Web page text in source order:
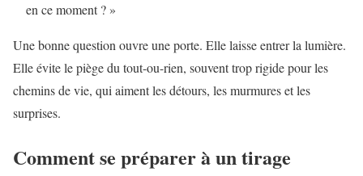
en ce moment ? »
Une bonne question ouvre une porte. Elle laisse entrer la lumière.
Elle évite le piège du tout-ou-rien, souvent trop rigide pour les
chemins de vie, qui aiment les détours, les murmures et les
surprises.
Comment se préparer à un tirage